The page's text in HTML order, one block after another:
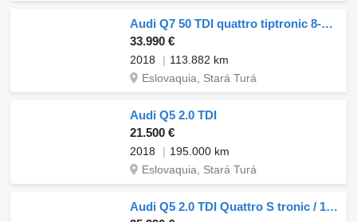
Audi Q7 50 TDI quattro tiptronic 8-st, 210kW / AJ NA SPLÁTKY / PROTIÚ
33.990 €
2018
113.882 km
Eslovaquia, Stará Turá
Audi Q5 2.0 TDI
21.500 €
2018
195.000 km
Eslovaquia, Stará Turá
Audi Q5 2.0 TDI Quattro S tronic / 140kW / A7 / ZÁRUKA / AJ